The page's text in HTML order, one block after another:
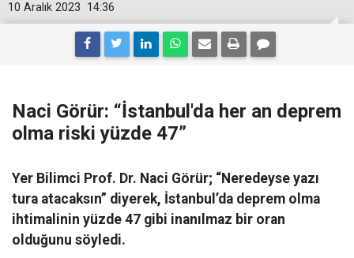
14:36
10 Aralık 2023
Naci Görür: “İstanbul'da her an deprem
olma riski yüzde 47”
Yer Bilimci Prof. Dr. Naci Görür; “Neredeyse yazı
tura atacaksın” diyerek, İstanbul’da deprem olma
ihtimalinin yüzde 47 gibi inanılmaz bir oran
olduğunu söyledi.